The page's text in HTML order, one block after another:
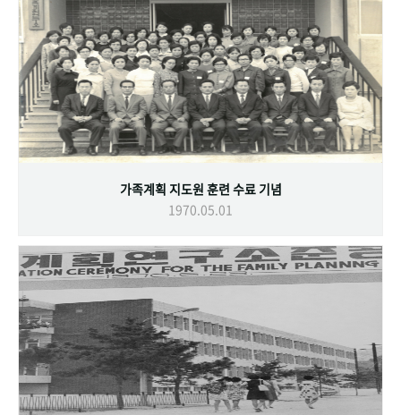
가족계획 지도원 훈련 수료 기념
1970.05.01